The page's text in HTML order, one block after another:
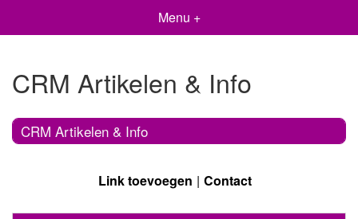
Menu +
CRM Artikelen & Info
CRM Artikelen & Info
Link toevoegen Contact